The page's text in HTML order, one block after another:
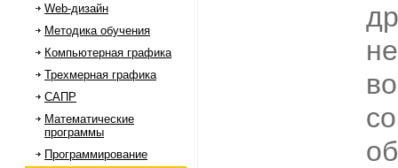
Web-дизайн
Методика обучения
Компьютерная графика
Трехмерная графика
САПР
Математические
программы
Программирование